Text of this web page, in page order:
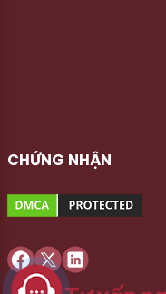
CHỨNG NHẬN